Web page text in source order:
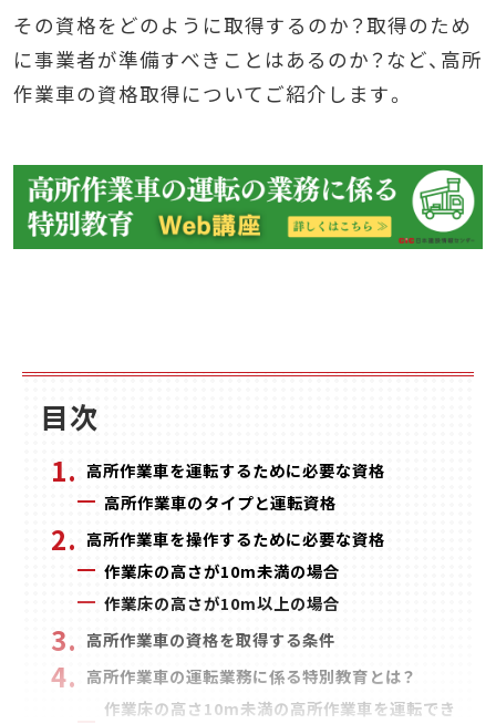
その資格をどのように取得するのか？取得のため
に事業者が準備すべきことはあるのか？など、高所
作業車の資格取得についてご紹介します。
目次
高所作業車を運転するために必要な資格
高所作業車のタイプと運転資格
高所作業車を操作するために必要な資格
作業床の高さが10m未満の場合
作業床の高さが10m以上の場合
高所作業車の資格を取得する条件
高所作業車の運転業務に係る特別教育とは？
作業床の高さ10m未満の高所作業車を運転でき